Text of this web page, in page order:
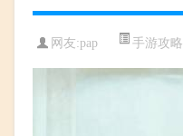
网友:pap 手游攻略